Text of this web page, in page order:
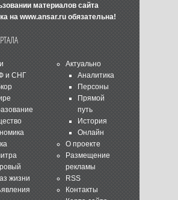
материалов сайта
на www.ansar.ruобязательна!
и СНГ
жизни
Актуально
Аналитика
Персоны
Прямой
путь
История
Онлайн
О проекте
Размещение
рекламы
RSS
Контакты